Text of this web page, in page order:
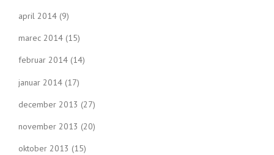
april 2014 (9)
marec 2014 (15)
februar 2014 (14)
januar 2014 (17)
december 2013 (27)
november 2013 (20)
oktober 2013 (15)